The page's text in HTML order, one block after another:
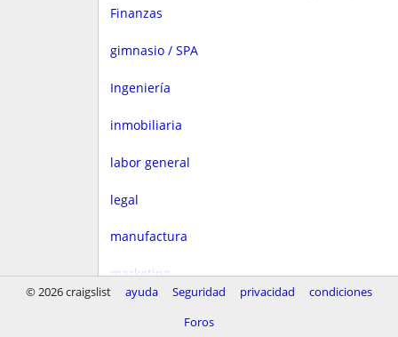
Finanzas
gimnasio / SPA
Ingeniería
inmobiliaria
labor general
legal
manufactura
marketing
© 2026 craigslist ayuda Seguridad privacidad
condiciones
Foros